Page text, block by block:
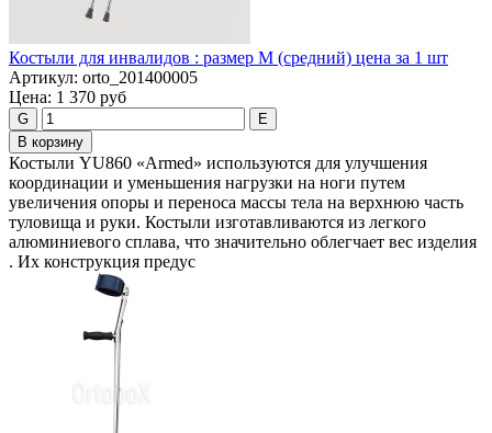
Костыли для инвалидов : размер М (средний) цена за 1 шт
Артикул: orto_201400005
Цена: 1 370 руб
G
E
В корзину
Костыли YU860 «Armed» используются для улучшения
координации и уменьшения нагрузки на ноги путем
увеличения опоры и переноса массы тела на верхнюю часть
туловища и руки. Костыли изготавливаются из легкого
алюминиевого сплава, что значительно облегчает вес изделия
. Их конструкция предус